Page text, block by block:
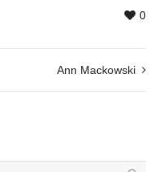
0
Ann Mackowski